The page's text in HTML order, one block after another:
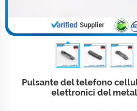
Pulsante del telefono
elettronici del